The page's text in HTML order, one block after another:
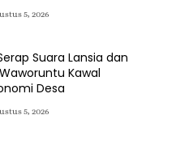
5, 2026
Suara Lansia dan
Kawal
Desa
5, 2026